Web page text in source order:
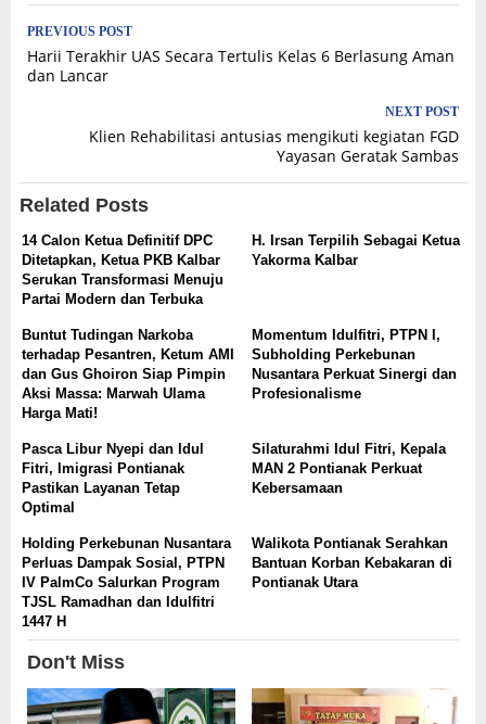
Post
navigation
PREVIOUS POST
Harii Terakhir UAS Secara Tertulis Kelas 6 Berlasung Aman
dan Lancar
NEXT POST
Klien Rehabilitasi antusias mengikuti kegiatan FGD
Yayasan Geratak Sambas
Related Posts
14 Calon Ketua Definitif DPC
Ditetapkan, Ketua PKB Kalbar
Serukan Transformasi Menuju
Partai Modern dan Terbuka
H. Irsan Terpilih Sebagai Ketua
Yakorma Kalbar
Buntut Tudingan Narkoba
terhadap Pesantren, Ketum AMI
dan Gus Ghoiron Siap Pimpin
Aksi Massa: Marwah Ulama
Harga Mati!
Momentum Idulfitri, PTPN I,
Subholding Perkebunan
Nusantara Perkuat Sinergi dan
Profesionalisme
Pasca Libur Nyepi dan Idul
Fitri, Imigrasi Pontianak
Pastikan Layanan Tetap
Optimal
Silaturahmi Idul Fitri, Kepala
MAN 2 Pontianak Perkuat
Kebersamaan
Holding Perkebunan Nusantara
Perluas Dampak Sosial, PTPN
IV PalmCo Salurkan Program
TJSL Ramadhan dan Idulfitri
1447 H
Walikota Pontianak Serahkan
Bantuan Korban Kebakaran di
Pontianak Utara
Don't Miss